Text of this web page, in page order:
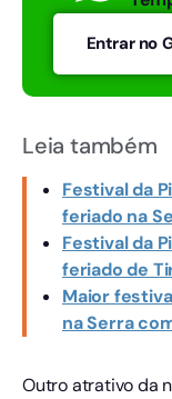
Entrar no
Leia também
Festival da
feriado na
Festival da
feriado de
Maior
na Serra
Outro atrativo da